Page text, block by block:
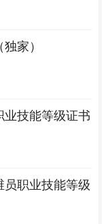
家）
业技能等级证书
员职业技能等级